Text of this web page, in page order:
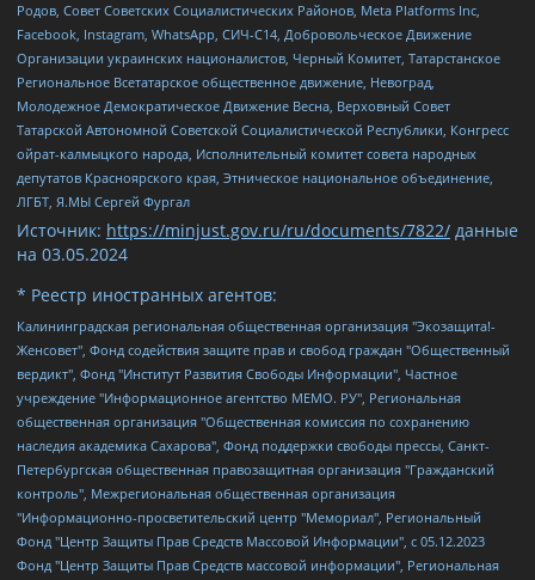
Родов, Совет Советских Социалистических Районов, Meta Platforms Inc,
Facebook, Instagram, WhatsApp, СИЧ-С14, Добровольческое Движение
Организации украинских националистов, Черный Комитет, Татарстанское
Региональное Всетатарское общественное движение, Невоград,
Молодежное Демократическое Движение Весна, Верховный Совет
Татарской Автономной Советской Социалистической Республики, Конгресс
ойрат-калмыцкого народа, Исполнительный комитет совета народных
депутатов Красноярского края, Этническое национальное объединение,
ЛГБТ, Я.МЫ Сергей Фургал
Источник: https://minjust.gov.ru/ru/documents/7822/ данные
на 03.05.2024
* Реестр иностранных агентов:
Калининградская региональная общественная организация "Экозащита!-Женсовет", Фонд содействия защите прав и свобод граждан "Общественный вердикт", Фонд "Институт Развития Свободы Информации", Частное учреждение "Информационное агентство МЕМО. РУ", Региональная общественная организация "Общественная комиссия по сохранению наследия академика Сахарова", Фонд поддержки свободы прессы, Санкт-Петербургская общественная правозащитная организация "Гражданский контроль", Межрегиональная общественная организация "Информационно-просветительский центр "Мемориал", Региональный Фонд "Центр Защиты Прав Средств Массовой Информации", с 05.12.2023 Фонд "Центр Защиты Прав Средств массовой информации", Региональная общественная благотворительная организация помощи беженцам и мигрантам "Гражданское содействие", Негосударственное образовательное учреждение дополнительного профессионального образования (повышение квалификации) специалистов "АКАДЕМИЯ ПО ПРАВАМ ЧЕЛОВЕКА", Свердловская региональная общественная организация "Сутяжник", Автономная некоммерческая организация "Центр независимых социологических исследований", Союз общественных объединений "Российский исследовательский центр по правам человека", Региональное общественное учреждение научно-информационный центр "МЕМОРИАЛ", Некоммерческая организация "Фонд защиты гласности", Автономная некоммерческая организация "Институт прав человека", Городская общественная организация "Екатеринбургское общество "МЕМОРИАЛ", Городская общественная организация "Рязанское историко-просветительское и правозащитное общество "Мемориал" (Рязанский Мемориал), Челябинский региональный орган общественной самодеятельности – женское общественное объединение "Женщины Евразии", Челябинский региональный орган общественной самодеятельности "Уральская правозащитная группа", Фонд содействия защите здоровья и социальной справедливости имени Андрея Рылькова, Автономная Некоммерческая Организация "Аналитический Центр Юрия Левады", Автономная некоммерческая организация социальной поддержки населения "Проект Апрель", Региональная общественная организация помощи женщинам и детям, находящимся в кризисной ситуации "Информационно-методический центр "Анна", Фонд содействия развитию массовых коммуникаций и правовому просвещению "Так-так-Так", Фонд содействия устойчивому развитию "Серебряная тайга", Свердловский региональный общественный фонд социальных проектов "Новое время", "Idel.Реалии", Кавказ.Реалии, Крым.Реалии, Телеканал Настоящее Время, Татаро-башкирская служба Радио Свобода (Azatliq Radiosi), Радио Свободная Европа/Радио Свобода (PCE/PC), "Сибирь.Реалии", "Фактограф", Благотворительный фонд помощи осужденным и их семьям, Автономная некоммерческая организация "Институт глобализации и социальных движений", Фонд "В защиту прав заключенных", Частное учреждение "Центр поддержки и содействия развитию средств массовой информации", Пензенский региональный общественный благотворительный фонд "Гражданский союз", "Север.Реалии", Некоммерческая организация Фонд "Правовая инициатива", Общество с ограниченной ответственностью "Радио Свободная Европа/Радио Свобода", Чешское информационное агентство "MEDIUM-ORIENT", Красноярская региональная общественная организация "Мы против СПИДа", Камалягин Денис Николаевич, Маркелов Сергей Евгеньевич, Пономарев Лев Александрович, Савицкая Людмила Алексеевна, Автономная некоммерческая организация "Центр по работе с проблемой насилия "НАСИЛИЮ.НЕТ", Межрегиональный профессиональный союз работников здравоохранения "Альянс врачей", Юридическое лицо, зарегистрированное в Латвийской Республике, SIA "Medusa Project" (регистрационный номер 40103797863, дата регистрации 10.06.2014), Некоммерческая организация "Фонд по борьбе с коррупцией", Автономная некоммерческая организация "Институт права и публичной политики", Баданин Роман Сергеевич, Гликин Максим Александрович, Железнова Мария Михайловна, Лукьянова Юлия Сергеевна, Маетная Елизавета Витальевна, Маняхин Петр Борисович, Чуракова Ольга Владимировна, Ярош Юлия Петровна, Юридическое лицо "The Insider SIA", зарегистрированное в Риге, Латвийская Республика (дата регистрации 26.06.2015), являющееся администратором доменного имени интернет-издания "The Insider SIA", https://theins.ru, Постернак Алексей Евгеньевич, Рубин Михаил Аркадьевич, Анин Роман Александрович, Юридическое лицо Istories fonds, зарегистрированное в Латвийской Республике (регистрационный номер 50008295751, дата регистрации 24.02.2020), Великовский Дмитрий Александрович, Долинина Ирина Николаевна, Мароховская Алеся Алексеевна, Шлейнов Роман Юрьевич, Шмагун Олеся Валентиновна, Общество с ограниченной ответственностью "Альтаир 2021", Общество с ограниченной ответственностью "Вега 2021", Общество с ограниченной ответственностью "Главный редактор 2021", Общество с ограниченной ответственностью "Ромашки монолит", Важенков Артем Валерьевич, Ивановская областная общественная организация "Центр гендерных исследований", Гурман Юрий Альбертович, Медиапроект "ОВД-Инфо", Егоров Владимир Владимирович, Жилинский Владимир Александрович, Общество с ограниченной ответственностью "ЗП", Иванова София Юрьевна, Карезина Инна Павловна, Кильтау Екатерина Викторовна, Петров Алексей Викторович, Пискунов Сергей Евгеньевич, Смирнов Сергей Сергеевич, Тихонов Михаил Сергеевич, Общество с ограниченной ответственностью "ЖУРНАЛИСТ-ИНОСТРАННЫЙ АГЕНТ", Арапова Галина Юрьевна, Вольтская Татьяна Анатольевна, Американская компания "Mason G.E.S. Anonymous Foundation" (США), являющаяся владельцем интернет-издания https://mnews.world/, Компания "Stichting Bellingcat", зарегистрированная в Нидерландах (дата регистрации 11.07.2018), Захаров Андрей Вячеславович, Клепиковская Екатерина Дмитриевна, Общество с ограниченной ответственностью "МЕМО", Перл Роман Александрович, Симонов Евгений Алексеевич, Соловьева Елена Анатольевна, Сотников Даниил Владимирович, Сурначева Елизавета Дмитриевна, Автономная некоммерческая организация по защите прав человека и информированию населения "Якутия – Наше Мнение", Общество с ограниченной ответственностью "Москоу диджитал медиа", с 26.01.2023 Общество с ограниченной ответственностью "Чайка Белые сады", Ветошкина Валерия Валерьевна, Заговора Максим Александрович, Межрегиональное общественное движение "Российская ЛГБТ - сеть", Оленичев Максим Владимирович, Павлов Иван Юрьевич, Скворцова Елена Сергеевна, Общество с ограниченной ответственностью "Как бы инагент", Кочетков Игорь Викторович, Общество с ограниченной ответственностью "Честные выборы", Еланчик Олег Александрович, Общество с ограниченной ответственностью "Нобелевский призыв", Гималова Регина Эмилевна, Григорьев Андрей Валерьевич, Григорьева Алина Александровна, Ассоциация по содействию защите прав призывников, альтернативнослужащих и военнослужащих "Правозащитная группа "Гражданин.Армия.Право", Хисамова Регина Фаритовна, Автономная некоммерческая организация по реализации социально-правовых программ "Лилит", Дальневосточное общественное движение "Маяк", Санкт-Петербургская ЛГБТ-инициативная группа "Выход", Инициативная группа ЛГБТ+ "Реверс", Алексеев Андрей Викторович, Бекбулатова Таисия Львовна, Беляев Иван Михайлович, Владыкина Елена Сергеевна, Гельман Марат Александрович, Никульшина Вероника Юрьевна, Толоконникова Надежда Андреевна, Шендерович Виктор Анатольевич, Общество с ограниченной ответственностью "Данное сообщение", Общество с ограниченной ответственностью Издательский дом "Новая глава", Айнбиндер Александра Александровна, Московский комьюнити-центр для ЛГБТ+инициатив, Благотворительный фонд развития филантропии, Deutsche Welle (Германия, Kurt-Schumacher-Strasse 3, 53113 Bonn), Борзунова Мария Михайловна, Воробьев Виктор Викторович, Голубева Анна Львовна, Константинова Алла Михайловна, Малкова Ирина Владимировна, Мурадов Мурад Абдулгалимович, Осетинская Елизавета Николаевна, Понасенков Евгений Николаевич, Ганапольский Матвей Юрьевич, Киселев Евгений Алексеевич, Борухович Ирина Григорьевна, Дремин Иван Тимофеевич, Дубровский Дмитрий Викторович, Красноярская региональная общественная организация поддержки и развития альтернативных образовательных технологий и межкультурных коммуникаций "ИНТЕРРА", Маяковская Екатерина Алексеевна, Фейгин Марк Захарович, Филимонов Андрей Викторович, Дзугкоева Регина Николаевна, Доброхотов Роман Александрович, Дудь Юрий Александрович, Елкин Сергей Владимирович, Кругликов Кирилл Игоревич, Сабунаева Мария Леонидовна, Семенов Алексей Владимирович, Шаинян Карен Багратович, Шульман Екатерина Михайловна, Асафьев Артур Валерьевич, Вахштайн Виктор Семенович, Венедиктов Алексей Алексеевич, Лушникова Екатерина Евгеньевна, Волков Леонид Михайлович, Невзоров Александр Глебович, Пархоменко Сергей Борисович, Сироткин Ярослав Николаевич, Кара-Мурза Владимир Владимирович, Баранова Наталья Владимировна, Гозман Леонид Яковлевич, Кагарлицкий Борис Юльевич, Климарев Михаил Валерьевич, Милов Владимир Станиславович, Автономная некоммерческая организация Краснодарский центр современного искусства "Типография", Моргенштерн Алишер Тагирович, Соболь Любовь Эдуардовна, Общество с ограниченной ответственностью "ЛИЗА НОРМ", Каспаров Гарри Кимович, Ходорковский Михаил Борисович, Общество с ограниченной ответственностью "Апрельские тезисы", Данилович Ирина Брониславовна, Кашин Олег Владимирович, Петров Николай Владимирович, Пивоваров Алексей Владимирович, Соколов Михаил Владимирович, Цветкова Юлия Владимировна, Чичваркин Евгений Александрович, Комитет против пыток/Команда против пыток, Общество с ограниченной ответственностью "Первый научный", Общество с ограниченной ответственностью "Вертолет и ко", Белоцерковская Вероника Борисовна, Кац Максим Евгеньевич, Лазарева Татьяна Юрьевна, Шаведдинов Руслан Табризович, Яшин Илья Валерьевич, Общество с ограниченной ответственностью "Иноагент ААВ", Алешковский Дмитрий Петрович, Альбац Евгения Марковна, Быков Дмитрий Львович, Галямина Юлия Евгеньевна, Лойко Сергей Леонидович, Мартынов Кирилл Константинович, Медведев Сергей Александрович, Крашенинников Федор Геннадиевич, Гордеева Катерина Вл